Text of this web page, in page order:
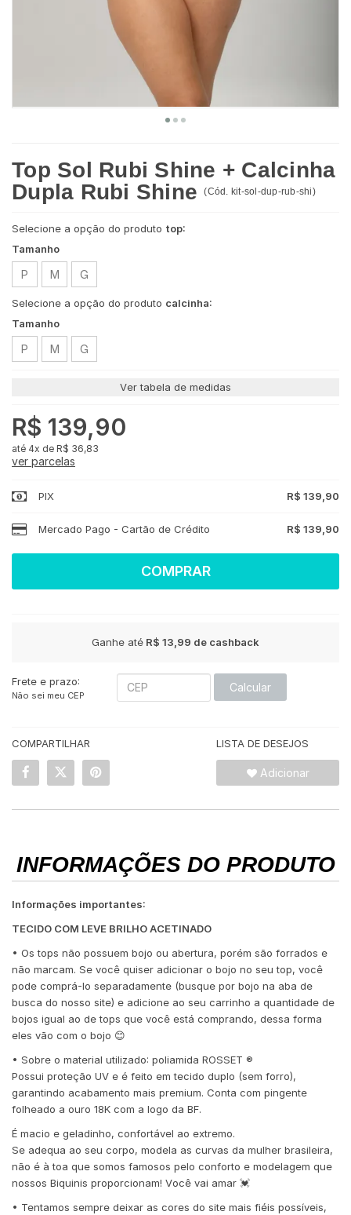
Top Sol Rubi Shine + Calcinha
Dupla Rubi Shine(Cód. kit-sol-dup-rub-shi)
Selecione a opção do produto top:
Tamanho
P M G
Selecione a opção do produto calcinha:
Tamanho
P M G
Ver tabela de medidas
R$ 139,90
4x de R$ 36,83
ver parcelas
PIX R$ 139,90
Mercado Pago - Cartão de Crédito R$ 139,90
COMPRAR
Ganhe até R$ 13,99 de cashback
Frete e prazo:
Não sei meu CEP
Calcular
COMPARTILHAR LISTA DE DESEJOS
Adicionar
INFORMAÇÕES DO PRODUTO
Informações importantes:
TECIDO COM LEVE BRILHO ACETINADO
• Os tops não possuem bojo ou abertura, porém são forrados e
não marcam. Se você quiser adicionar o bojo no seu top, você
pode comprá-lo separadamente (busque por bojo na aba de
busca do nosso site) e adicione ao seu carrinho a quantidade de
bojos igual ao de tops que você está comprando, dessa forma
eles vão com o bojo 😊
• Sobre o material utilizado: poliamida ROSSET ®️
Possui proteção UV e é feito em tecido duplo (sem forro),
garantindo acabamento mais premium. Conta com pingente
folheado a ouro 18K com a logo da BF.
É macio e geladinho, confortável ao extremo.
Se adequa ao seu corpo, modela as curvas da mulher brasileira,
não é à toa que somos famosos pelo conforto e modelagem que
nossos Biquinis proporcionam! Você vai amar 💓
• Tentamos sempre deixar as cores do site mais fiéis possíveis,